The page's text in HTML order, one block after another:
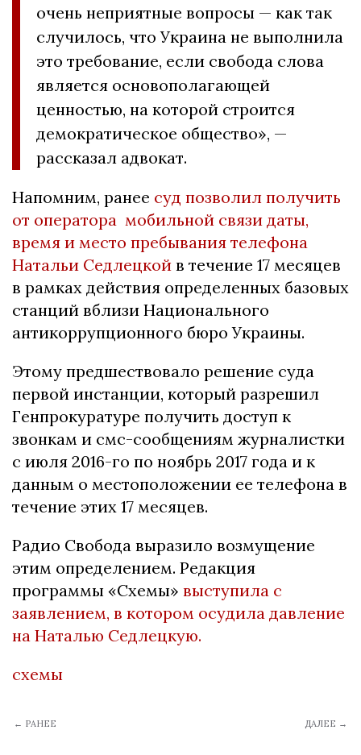
очень неприятные вопросы — как так
случилось, что Украина не выполнила
это требование, если свобода слова
является основополагающей
ценностью, на которой строится
демократическое общество», —
рассказал адвокат.
Напомним, ранее суд позволил получить
от оператора мобильной связи даты,
время и место пребывания телефона
Натальи Седлецкой в ​​течение 17 месяцев
в рамках действия определенных базовых
станций вблизи Национального
антикоррупционного бюро Украины.
Этому предшествовало решение суда
первой инстанции, который разрешил
Генпрокуратуре получить доступ к
звонкам и смс-сообщениям журналистки
с июля 2016-го по ноябрь 2017 года и к
данным о местоположении ее телефона в
течение этих 17 месяцев.
Радио Свобода выразило возмущение
этим определением. Редакция
программы «Схемы» выступила с
заявлением, в котором осудила давление
на Наталью Седлецкую.
схемы
← РАНЕЕ ДАЛЕЕ →